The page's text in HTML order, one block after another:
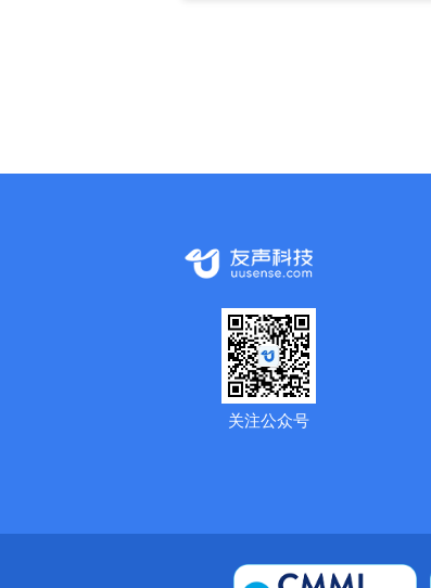
关注公众号